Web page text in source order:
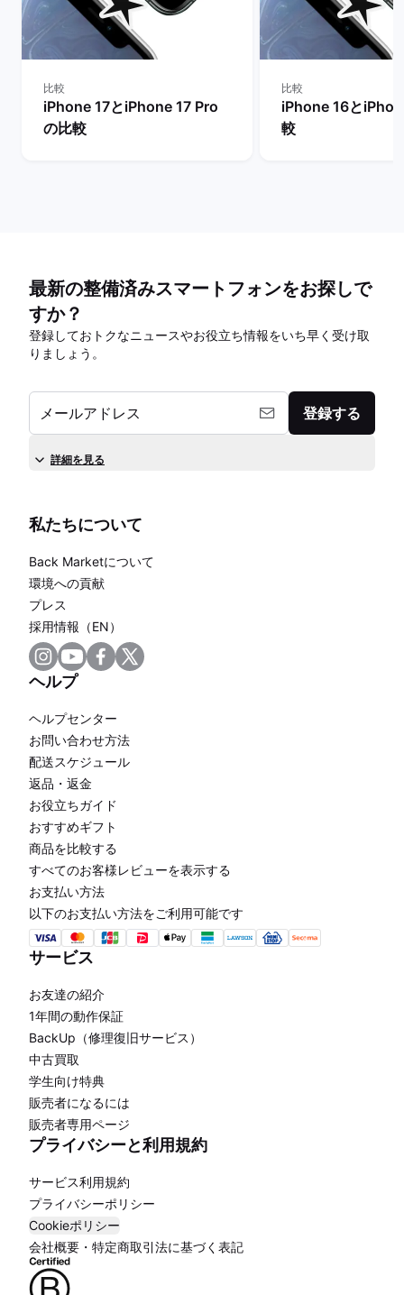
比較
iPhone 17とiPhone 17 Pro
の比較
比較
iPhone 16と
較
最新の整備済みスマートフォンをお探しで
すか？
登録しておトクなニュースやお役立ち情報をいち早く受け取
りましょう。
メールアドレス 登録する
詳細を見る
私たちについて
Back Marketについて
環境への貢献
プレス
採用情報（EN）
ヘルプ
ヘルプセンター
お問い合わせ方法
配送スケジュール
返品・返金
お役立ちガイド
おすすめギフト
商品を比較する
すべてのお客様レビューを表示する
お支払い方法
以下のお支払い方法をご利用可能です
サービス
お友達の紹介
1年間の動作保証
BackUp（修理復旧サービス）
中古買取
学生向け特典
販売者になるには
販売者専用ページ
プライバシーと利用規約
サービス利用規約
プライバシーポリシー
Cookieポリシー
会社概要・特定商取引法に基づく表記